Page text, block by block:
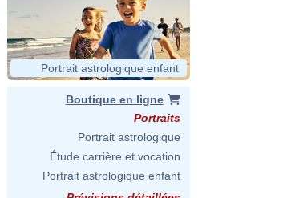
Portrait astrologique enfant
Boutique en ligne
Portraits
Portrait astrologique
Étude carrière et vocation
Portrait astrologique enfant